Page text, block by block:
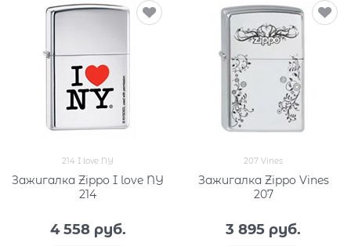
214 I love NY
Зажигалка Zippo I love NY
214
4 558 руб.
207 Vines
Зажигалка Zippo Vines
207
3 895 руб.